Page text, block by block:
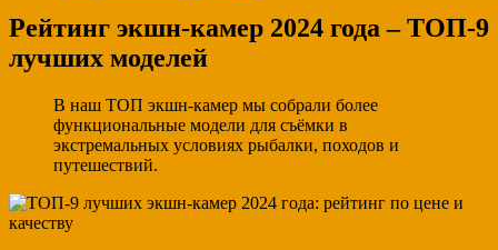
Рейтинг экшн-камер 2024 года – ТОП-9
лучших моделей
В наш ТОП экшн-камер мы собрали более
функциональные модели для съёмки в
экстремальных условиях рыбалки, походов и
путешествий.